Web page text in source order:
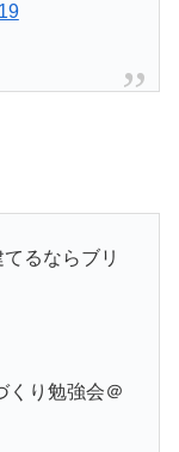
るならブリ
り勉強会＠